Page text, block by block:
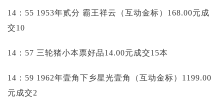
14：55 1953年贰分 霸王祥云（互动金标）168.00元成
交10
14：57 三轮猪小本票好品14.00元成交15本
14：59 1962年壹角下乡星光壹角（互动金标）1199.00
元成交2